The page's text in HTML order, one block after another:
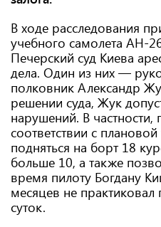
В ходе расследования
учебного самолета АН-
Печерский суд Киева
дела. Один из них —
полковник Александр
решении суда, Жук
нарушений. В
соответствии с
подняться на борт 18
больше 10, а также
время пилоту Богдану
месяцев не
суток.